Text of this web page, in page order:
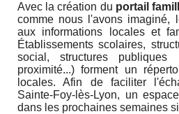
Avec la création du portail
comme nous l'avons imaginé,
aux informations locales et
Établissements scolaires,
social, structures publiques
proximité...) forment un
locales. Afin de faciliter
Sainte-Foy-lès-Lyon, un
dans les prochaines semaines